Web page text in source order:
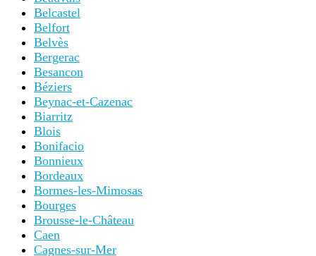
Belcastel
Belfort
Belvès
Bergerac
Besancon
Béziers
Beynac-et-Cazenac
Biarritz
Blois
Bonifacio
Bonnieux
Bordeaux
Bormes-les-Mimosas
Bourges
Brousse-le-Château
Caen
Cagnes-sur-Mer